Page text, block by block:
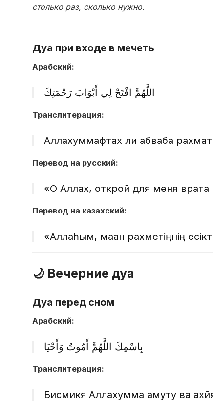
столько раз, сколько нужно.
Дуа при входе в мечеть
Арабский:
اللَّهُمَّ افْتَحْ لِي أَبْوَابَ رَحْمَتِكَ
Транслитерация:
Аллахуммафтах ли абваба
Перевод на русский:
«О Аллах, открой для меня
Перевод на казахский:
«Аллаһым, маған рахметіңнің
🌙 Вечерние дуа
Дуа перед сном
Арабский:
بِاسْمِكَ اللَّهُمَّ أَمُوتُ وَأَحْيَا
Транслитерация:
Бисмикя Аллахумма амуту ва